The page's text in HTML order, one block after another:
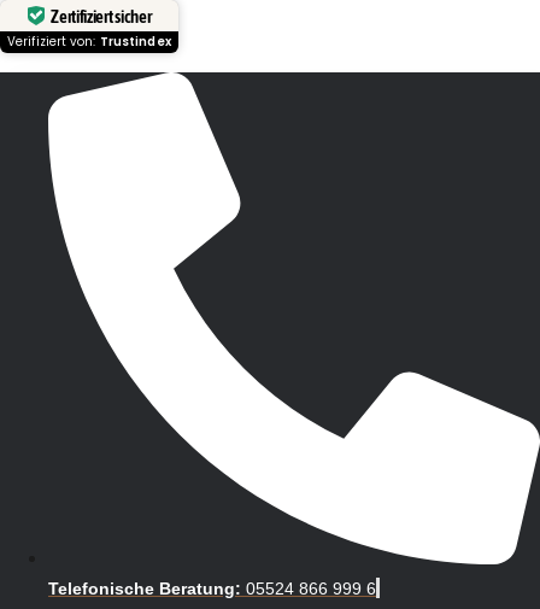
Zertifiziert sicher
Verifiziert von: Trustindex
Telefonische Beratung: 05524 866 999 6